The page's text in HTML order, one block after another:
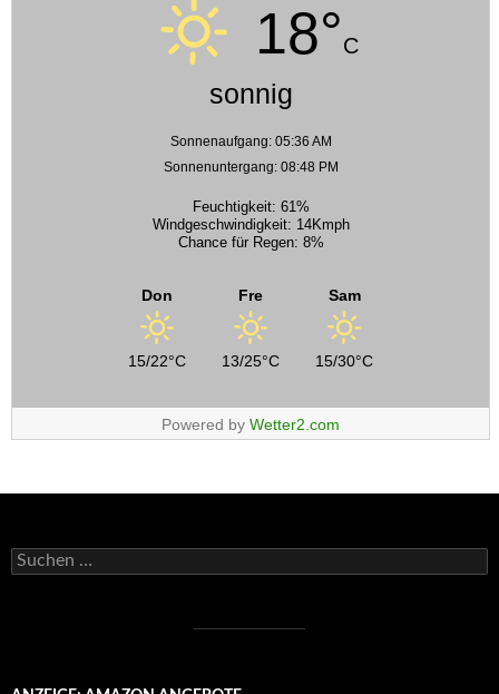
18°C
sonnig
Sonnenaufgang: 05:36 AM
Sonnenuntergang: 08:48 PM
Feuchtigkeit: 61%
Windgeschwindigkeit: 14Kmph
Chance für Regen: 8%
Don
15/22°C
Fre
13/25°C
Sam
15/30°C
Powered by Wetter2.com
Suchen
nach: